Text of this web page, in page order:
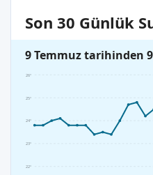
Son 30 Günlük
9 Temmuz tarihinden
22°
23°
24°
25°
26°